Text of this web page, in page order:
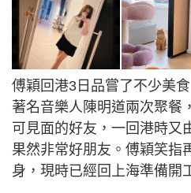
傅穎回港3日品嘗了不少美
著名音樂人陳明道兩次聚餐
可見面的好友，一回港時又
果然非常好朋友。傅穎笑指
身，現時已經回上海準備開